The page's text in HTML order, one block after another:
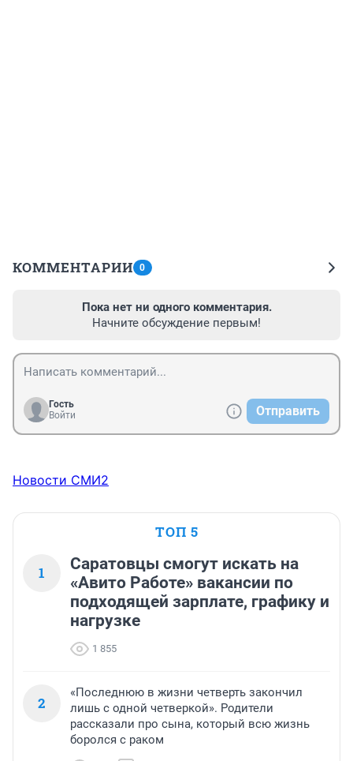
КОММЕНТАРИИ 0
Пока нет ни одного комментария.
Начните обсуждение первым!
Гость
Войти
Отправить
Новости СМИ2
ТОП 5
1
Саратовцы смогут искать на
«Авито Работе» вакансии по
подходящей зарплате, графику и
нагрузке
1 855
2
«Последнюю в жизни четверть закончил
лишь с одной четверкой». Родители
рассказали про сына, который всю жизнь
боролся с раком